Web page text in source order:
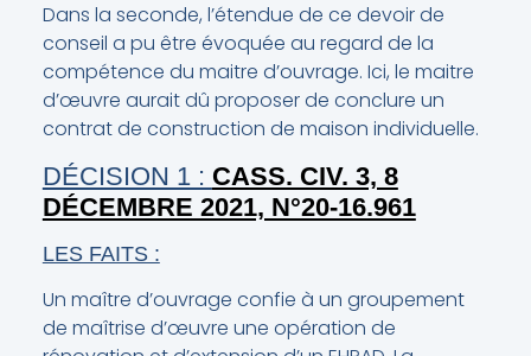
Dans la seconde, l’étendue de ce devoir de
conseil a pu être évoquée au regard de la
compétence du maitre d’ouvrage. Ici, le maitre
d’œuvre aurait dû proposer de conclure un
contrat de construction de maison individuelle.
DÉCISION 1 : CASS. CIV. 3, 8
DÉCEMBRE 2021, N°20-16.961
LES FAITS :
Un maître d’ouvrage confie à un groupement
de maîtrise d’œuvre une opération de